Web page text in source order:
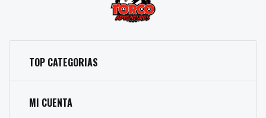
TOP CATEGORIAS
MI CUENTA